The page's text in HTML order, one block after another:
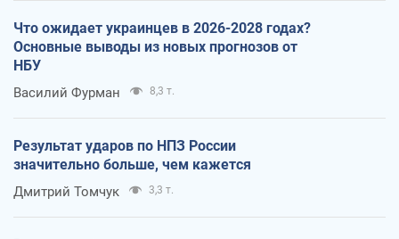
Что ожидает украинцев в 2026-2028 годах?
Основные выводы из новых прогнозов от
НБУ
Василий Фурман 8,3 т.
Результат ударов по НПЗ России
значительно больше, чем кажется
Дмитрий Томчук 3,3 т.